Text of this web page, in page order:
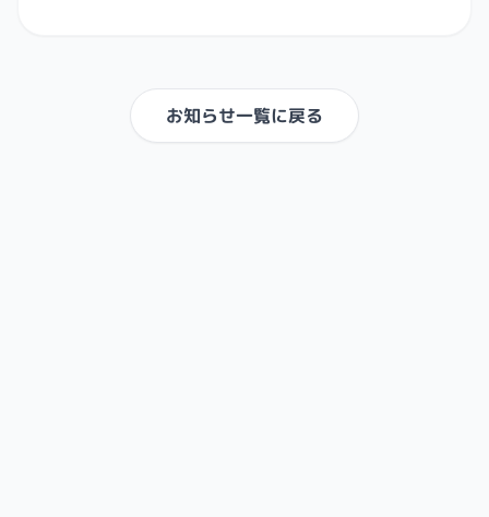
お知らせ一覧に戻る